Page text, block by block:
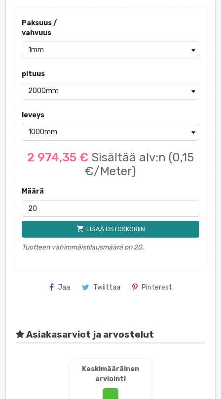
Paksuus /
vahvuus
pituus
leveys
2 974,35 € Sisältää alv:n (0,15
€/Meter)
Määrä
shopping_cart LISÄÄ OSTOSKORIIN
Tuotteen vähimmäistilausmäärä on 20.
Jaa Twiittaa Pinterest
Asiakasarviot ja arvostelut
Keskimääräinen
arviointi